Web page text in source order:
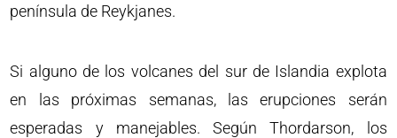
península de Reykjanes.
Si alguno de los volcanes del sur de Islandia explota
en las próximas semanas, las erupciones serán
esperadas y manejables. Según Thordarson, los